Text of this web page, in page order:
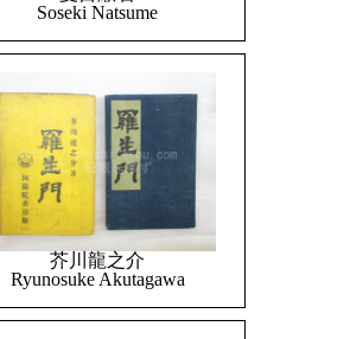
Soseki Natsume
芥川龍之介
Ryunosuke Akutagawa